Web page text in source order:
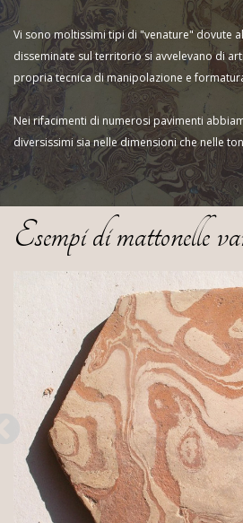
Vi sono moltissimi tipi di "venature" dovute
disseminate sul territorio si avvelevano di
propria tecnica di manipolazione e
Nei rifacimenti di numerosi pavimenti
diversissimi sia nelle dimensioni che nelle
Esempi di mattonelle